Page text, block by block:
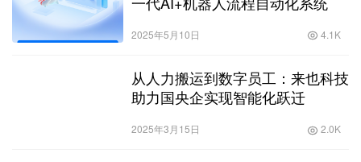
2025年5月10日 4.1K
从人力搬运到数字员工：来也科技
助力国央企实现智能化跃迁
2025年3月15日 2.0K